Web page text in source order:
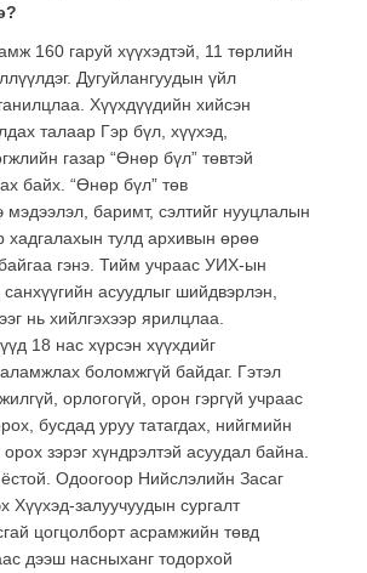
160 гаруй хүүхэдтэй, 11 төрлийн
Дугуйлангуудын үйл
Хүүхдүүдийн хийсэн
талаар Гэр бүл, хүүхэд,
газар “Өнөр бүл” төвтэй
байх. “Өнөр бүл” төв
мэдээлэл, баримт, сэлтийг нууцлалын
хадгалахын тулд архивын өрөө
гэнэ. Тийм учраас УИХ-ын
асуудлыг шийдвэрлэн,
нь хийлгэхээр ярилцлаа.
18 нас хүрсэн хүүхдийг
боломжгүй байдаг. Гэтэл
орлогогүй, орон гэргүй учраас
бусдад уруу татагдах, нийгмийн
орох зэрэг хүндрэлтэй асуудал байна.
Одоогоор Нийслэлийн Засаг
Хүүхэд-залуучуудын сургалт
цогцолборт асрамжийн төвд
дээш насныханг тодорхой